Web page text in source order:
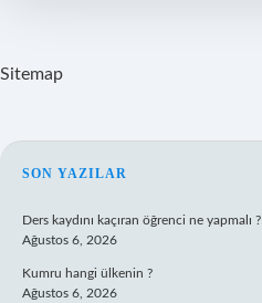
Sitemap
SIDEBAR
SON YAZILAR
Ders kaydını kaçıran öğrenci ne yapmalı ?
Ağustos 6, 2026
Kumru hangi ülkenin ?
Ağustos 6, 2026